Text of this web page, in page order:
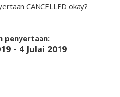
CANCELLED okay?
penyertaan:
- 4 Julai 2019